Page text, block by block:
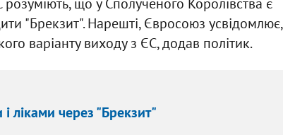
"Брекзит". Нарешті, Євросоюз усвідомлює,
варіанту виходу з ЄС, додав політик.
ліками через "Брекзит"